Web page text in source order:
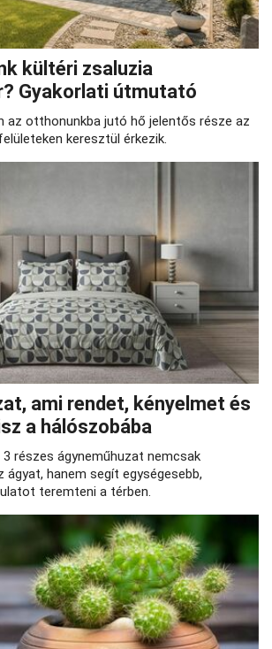
kültéri zsaluzia
Gyakorlati útmutató
az otthonunkba jutó hő jelentős része az
keresztül érkezik.
ami rendet, kényelmet és
a hálószobába
részes ágyneműhuzat nemcsak
hanem segít egységesebb,
teremteni a térben.